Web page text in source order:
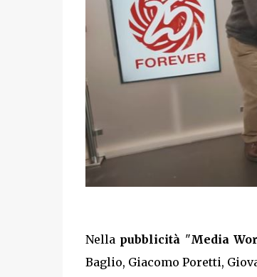
Nella pubblicità "Media
Baglio, Giacomo Poretti,